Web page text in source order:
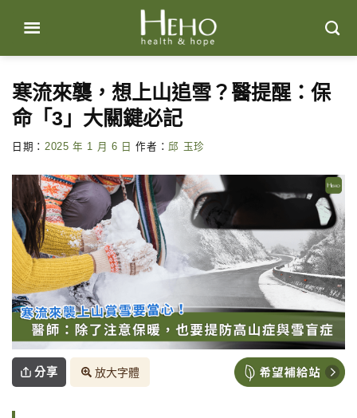
content
寒流來襲，想上山追雪？醫提醒：保
命「3」大關鍵必記
日期： 2025 年 1 月 6 日 作者： 邱 玉珍
分享 放大字體